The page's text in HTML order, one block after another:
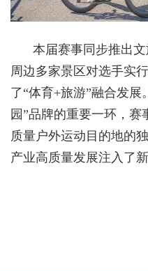
本届赛事同步推出
周边多家景区对选手实
了“体育+旅游”融合发
园”品牌的重要一环，
质量户外运动目的地的
产业高质量发展注入了新